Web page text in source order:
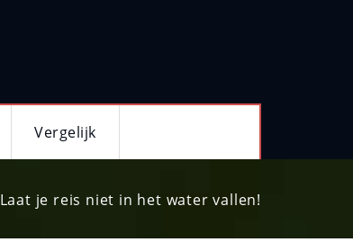
Vergelijk
Laat je reis niet in het water vallen!